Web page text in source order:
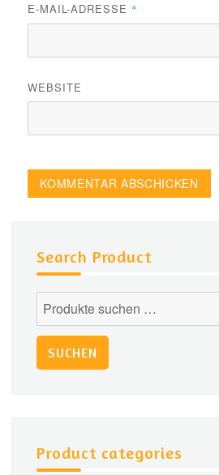
E-MAIL-ADRESSE *
WEBSITE
Search Product
Suchen
nach:
SUCHEN
Product categories